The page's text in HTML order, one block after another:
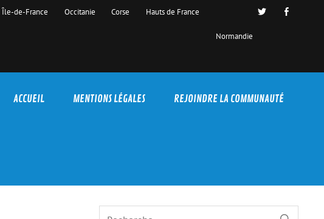
Île-de-France Occitanie Corse Hauts de France
Normandie
ACCUEIL MENTIONS LÉGALES REJOINDRE LA COMMUNAUTÉ